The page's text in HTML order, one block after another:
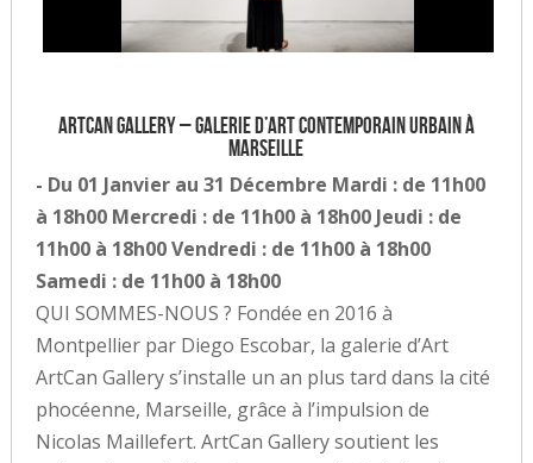
ArtCan Gallery – Galerie d’art contemporain urbain à
Marseille
- Du 01 Janvier au 31 Décembre Mardi : de 11h00
à 18h00 Mercredi : de 11h00 à 18h00 Jeudi : de
11h00 à 18h00 Vendredi : de 11h00 à 18h00
Samedi : de 11h00 à 18h00
QUI SOMMES-NOUS ? Fondée en 2016 à
Montpellier par Diego Escobar, la galerie d’Art
ArtCan Gallery s’installe un an plus tard dans la cité
phocéenne, Marseille, grâce à l’impulsion de
Nicolas Maillefert. ArtCan Gallery soutient les